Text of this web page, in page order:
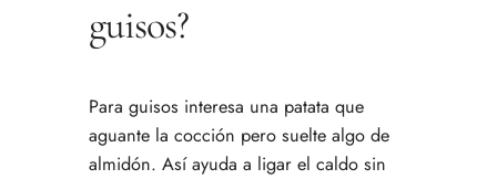
guisos?
Para guisos interesa una patata que
aguante la cocción pero suelte algo de
almidón. Así ayuda a ligar el caldo sin